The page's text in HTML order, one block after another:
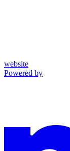
website
Powered by